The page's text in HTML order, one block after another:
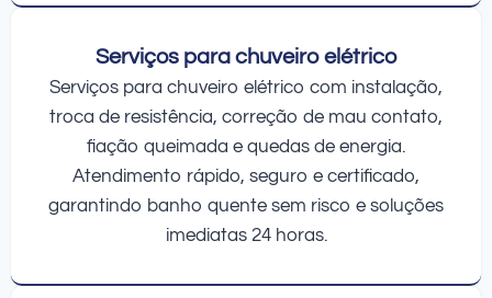
Serviços para chuveiro elétrico
Serviços para chuveiro elétrico com instalação,
troca de resistência, correção de mau contato,
fiação queimada e quedas de energia.
Atendimento rápido, seguro e certificado,
garantindo banho quente sem risco e soluções
imediatas 24 horas.